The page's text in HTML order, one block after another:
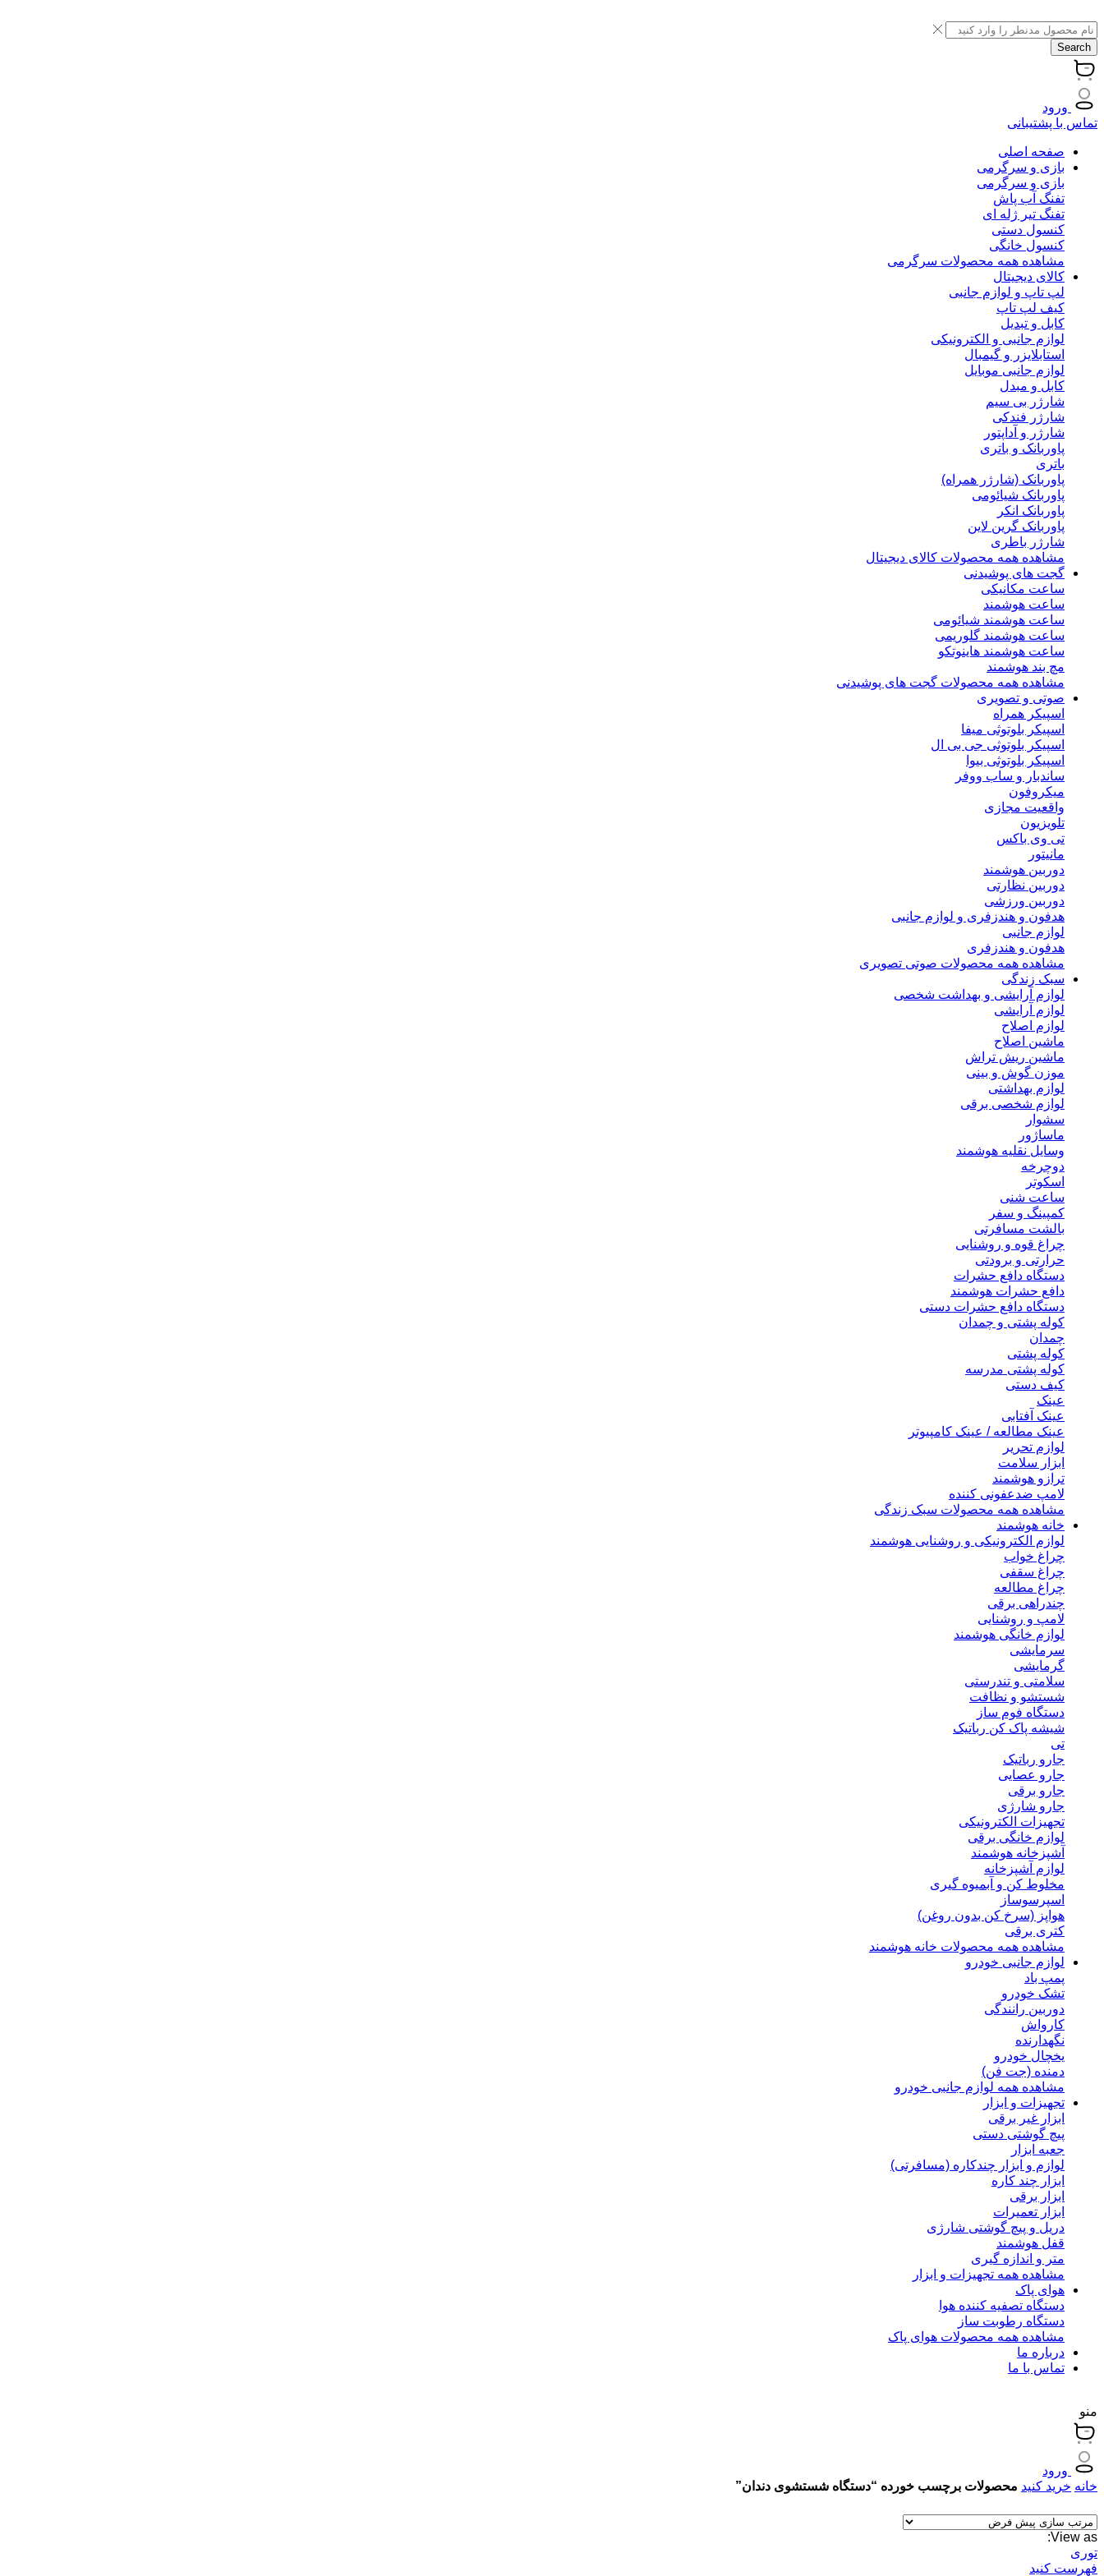
Search
ورود
تماس با پشتیبانی
صفحه اصلی
بازی و سرگرمی
بازی و سرگرمی
تفنگ آب پاش
تفنگ تیر ژله ای
کنسول دستی
کنسول خانگی
مشاهده همه محصولات سرگرمی
کالای دیجیتال
لپ تاپ و لوازم جانبی
کیف لپ تاپ
کابل و تبدیل
لوازم جانبی و الکترونیکی
استابلایزر و گیمبال
لوازم جانبی موبایل
کابل و مبدل
شارژر بی سیم
شارژر فندکی
شارژر و آداپتور
پاوربانک و باتری
باتری
پاوربانک (شارژر همراه)
پاوربانک شیائومی
پاوربانک انکر
پاوربانک گرین لاین
شارژر باطری
مشاهده همه محصولات کالای دیجیتال
گجت های پوشیدنی
ساعت مکانیکی
ساعت هوشمند
ساعت هوشمند شیائومی
ساعت هوشمند گلوریمی
ساعت هوشمند هاینوتکو
مچ بند هوشمند
مشاهده همه محصولات گجت های پوشیدنی
صوتی و تصویری
اسپیکر همراه
اسپیکر بلوتوثی میفا
اسپیکر بلوتوثی جی بی ال
اسپیکر بلوتوثی بیوا
ساندبار و ساب ووفر
میکروفون
واقعیت مجازی
تلویزیون
تی وی باکس
مانیتور
دوربین هوشمند
دوربین نظارتی
دوربین ورزشی
هدفون و هندزفری و لوازم جانبی
لوازم جانبی
هدفون و هندزفری
مشاهده همه محصولات صوتی تصویری
سبک زندگی
لوازم آرایشی و بهداشت شخصی
لوازم آرایشی
لوازم اصلاح
ماشین اصلاح
ماشین ریش تراش
موزن گوش و بینی
لوازم بهداشتی
لوازم شخصی برقی
سشوار
ماساژور
وسایل نقلیه هوشمند
دوچرخه
اسکوتر
ساعت شنی
کمپینگ و سفر
بالشت مسافرتی
چراغ قوه و روشنایی
حرارتی و برودتی
دستگاه دافع حشرات
دافع حشرات هوشمند
دستگاه دافع حشرات دستی
کوله پشتی و چمدان
چمدان
کوله پشتی
کوله پشتی مدرسه
کیف دستی
عینک
عینک آفتابی
عینک مطالعه / عینک کامپیوتر
لوازم تحریر
ابزار سلامت
ترازو هوشمند
لامپ ضدعفونی کننده
مشاهده همه محصولات سبک زندگی
خانه هوشمند
لوازم الکترونیکی و روشنایی هوشمند
چراغ خواب
چراغ سقفی
چراغ مطالعه
چندراهی برقی
لامپ و روشنایی
لوازم خانگی هوشمند
سرمایشی
گرمایشی
سلامتی و تندرستی
شستشو و نظافت
دستگاه فوم ساز
شیشه پاک کن رباتیک
تی
جارو رباتیک
جارو عصایی
جارو برقی
جارو شارژی
تجهیزات الکترونیکی
لوازم خانگی برقی
آشپزخانه هوشمند
لوازم آشپزخانه
مخلوط کن و آبمیوه گیری
اسپرسوساز
هواپز (سرخ کن بدون روغن)
کتری برقی
مشاهده همه محصولات خانه هوشمند
لوازم جانبی خودرو
پمپ باد
تشک خودرو
دوربین رانندگی
کارواش
نگهدارنده
یخچال خودرو
دمنده (جت فن)
مشاهده همه لوازم جانبی خودرو
تجهیزات و ابزار
ابزار غیر برقی
پیچ گوشتی دستی
جعبه ابزار
لوازم و ابزار چندکاره (مسافرتی)
ابزار چند کاره
ابزار برقی
ابزار تعمیرات
دریل و پیچ گوشتی شارژی
قفل هوشمند
متر و اندازه گیری
مشاهده همه تجهیزات و ابزار
هوای پاک
دستگاه تصفیه کننده هوا
دستگاه رطوبت ساز
مشاهده همه محصولات هوای پاک
درباره ما
تماس با ما
منو
ورود
خانه خرید کنید محصولات برچسب خورده “دستگاه شستشوی دندان”
View as:
توری
فهرست کنید